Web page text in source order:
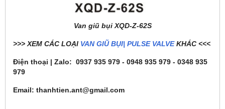
Van giũ bụi XQD-Z-62S
>>> XEM CÁC LOẠI VAN GIŨ BỤI| PULSE VALVEKHÁC <<<
Điện thoại | Zalo: 0937 935 979 - 0948 935 979 - 0348 935
979
Email: thanhtien.ant@gmail.com